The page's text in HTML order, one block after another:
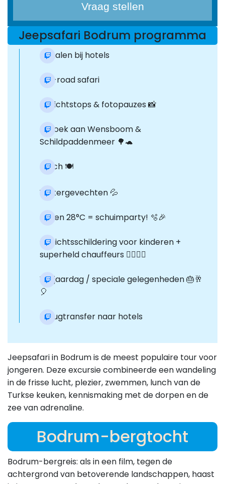
Vraag stellen
Jeepsafari Bodrum programma
ophalen bij hotels
Off-road safari
Uitzichtstops & fotopauzes 📸
Bezoek aan Wensboom &
Schildpaddenmeer 🌳🐢
Lunch 🍽️
Watergevechten 💦
Boven 28°C = schuimparty! 🫧🎉
Gezichtsschildering voor kinderen +
superheld chauffeurs 🦸‍♂️🦸‍♀️
Verjaardag / speciale gelegenheden 🎂🥂
🎈
Terugtransfer naar hotels
Jeepsafari in Bodrum is de meest populaire tour voor
jongeren. Deze excursie combineerde een wandeling
in de frisse lucht, plezier, zwemmen, lunch van de
Turkse keuken, kennismaking met de dorpen en de
zee van adrenaline.
Bodrum-bergtocht
Bodrum-bergreis: als in een film, tegen de
achtergrond van betoverende landschappen, haast